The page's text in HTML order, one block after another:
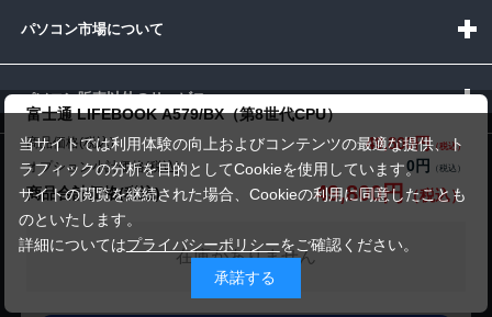
富士通 LIFEBOOK A579/BX（第8世代CPU）
商品価格(税込) 49,800円
オプション小計価格(税込)
0円
商品合計価格(税込)
49,800円
在庫がありません
パソコン市場について
パソコン販売以外のサービス
お問い合わせ
受付時間：10:00~19:00(休業:日曜日)
当サイトでは利用体験の向上およびコンテンツの最適な提供、ト
ラフィックの分析を目的としてCookieを使用しています。
サイトの閲覧を継続された場合、Cookieの利用に同意したことも
のといたします。
詳細についてはプライバシーポリシーをご確認ください。
承諾する